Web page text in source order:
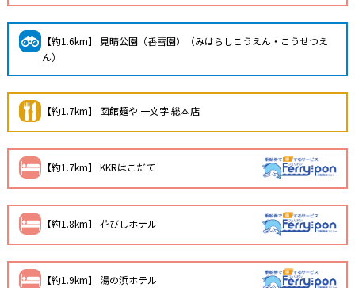
【約1.6km】 見晴公園（香雪園）（みはらしこうえん・こうせつえ
ん）
【約1.7km】 函館麺や 一文字 総本店
【約1.7km】 KKRはこだて
【約1.8km】 花びしホテル
【約1.9km】 湯の浜ホテル